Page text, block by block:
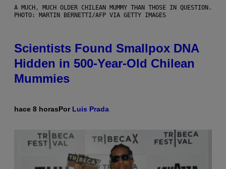
A MUCH, MUCH OLDER CHILEAN MUMMY THAN THOSE IN QUESTION.
PHOTO: MARTIN BERNETTI/AFP VIA GETTY IMAGES
Scientists Found Smallpox DNA
Hidden in 500-Year-Old Chilean
Mummies
hace 8 horasPor Luis Prada